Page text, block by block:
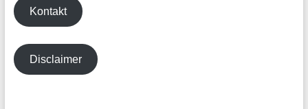
Kontakt
Disclaimer